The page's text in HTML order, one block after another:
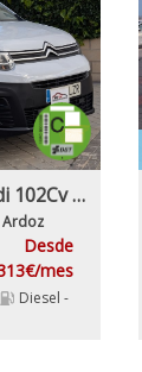
Citroen Berlingo 1.5BlueHdi 102Cv 6 Velocidades Etiqueta C IVA y Garantía Incl Nacional Historial mantenimiento
Desde
mes
Diesel -